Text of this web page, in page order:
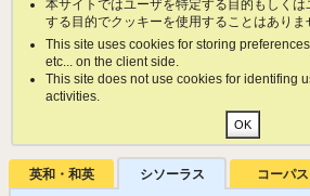
本サイトではユーザを特定する目的もしく
する目的でクッキーを使用することはありま
This site uses cookies for storing
etc... on the client side.
This site does not use cookies for identifing
activities.
英和・和英 シソーラス コーパス